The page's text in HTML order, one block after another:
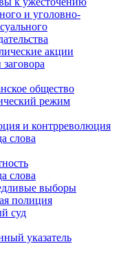
и уголовно-
акции
общество
режим
и контрреволюция
слова
слова
выборы
полиция
суд
указатель